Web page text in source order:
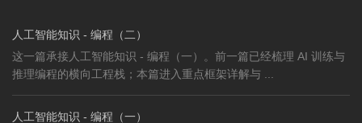
人工智能知识 - 编程（二）
这一篇承接人工智能知识 - 编程（一）。前一篇已经梳理 AI 训练与
推理编程的横向工程栈；本篇进入重点框架详解与 ...
人工智能知识 - 编程（一）